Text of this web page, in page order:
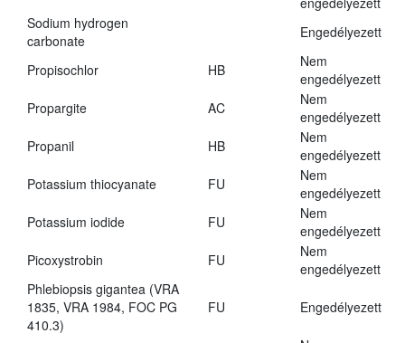
Sodium hydrogen
carbonate
Engedélyezett
Propisochlor HB
Nem
engedélyezett
Propargite
AC
Nem
engedélyezett
Propanil
HB
Nem
engedélyezett
Potassium thiocyanate
FU
Nem
engedélyezett
Potassium iodide
FU
Nem
engedélyezett
Picoxystrobin
FU
Nem
engedélyezett
Phlebiopsis gigantea (VRA
1835, VRA 1984, FOC PG
410.3)
FU Engedélyezett